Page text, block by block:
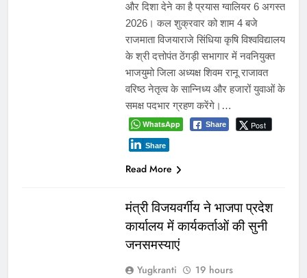
और दिशा देने का है प्रयास ग्वालियर 6 अगस्त
2026। कल शुक्रवार को शाम 4 बजे
राजमाता विजयाराजे सिंधिया कृषि विश्वविद्यालय
के श्री दत्तोपंत ठेंगड़ी सभागार में नवनियुक्त
भाजयुमो जिला अध्यक्ष शिवम रानू राजावत
वरिष्ठ नेतृत्व के सान्निध्य और हजारों युवाओं के
समक्ष पदभार ग्रहण करेंगे।…
WhatsApp Share Post
Share
Read More
मंत्री विजयवर्गीय ने भाजपा प्रदेश
कार्यालय में कार्यकर्ताओं की सुनी
जनसमस्याएं
Yugkranti
19 hours